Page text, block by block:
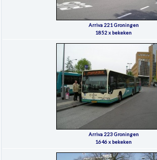
Arriva 221 Groningen
1852 x bekeken
Arriva 223 Groningen
1646 x bekeken